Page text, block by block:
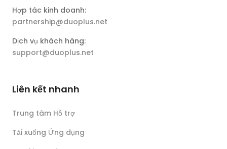
Hợp tác kinh doanh:
partnership@duoplus.net
Dịch vụ khách hàng:
support@duoplus.net
Liên kết nhanh
Trung tâm Hỗ trợ
Tải xuống Ứng dụng